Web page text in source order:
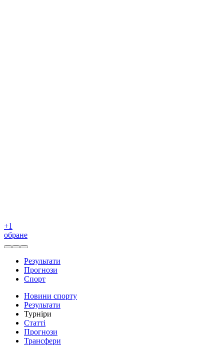
+1
обране
Результати
Прогнози
Спорт
Новини спорту
Результати
Турніри
Статті
Прогнози
Трансфери